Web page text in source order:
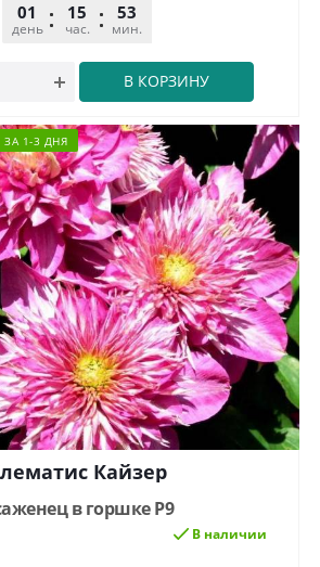
В КОРЗИНУ
01
день
15
час.
53
мин.
1-3 ДНЯ
Кайзер
в горшке Р9
В наличии